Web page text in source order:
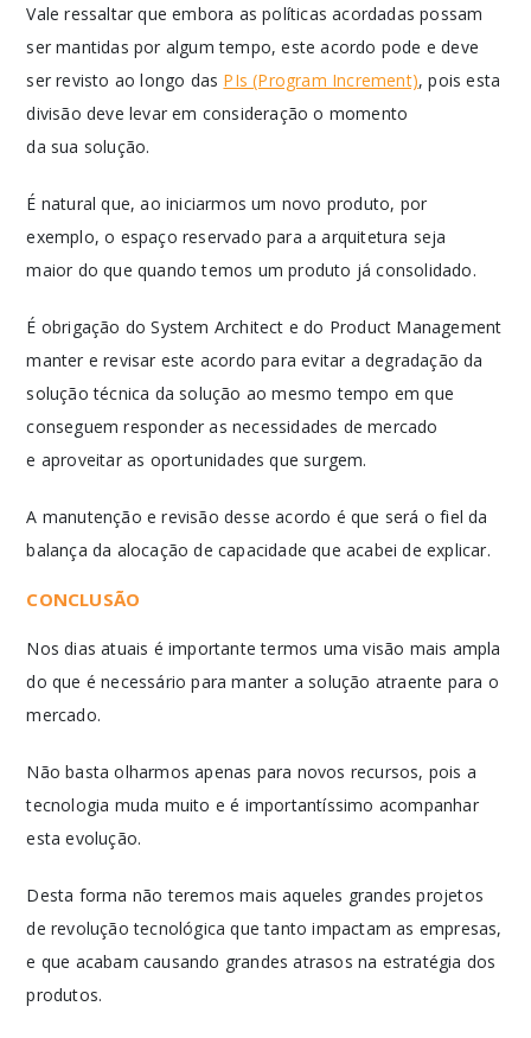
Vale ressaltar que embora as políticas acordadas possam
ser mantidas por algum tempo, este acordo pode e deve
ser revisto ao longo das PIs (Program Increment), pois esta
divisão deve levar em consideração o momento
da sua solução.
É natural que, ao iniciarmos um novo produto, por
exemplo, o espaço reservado para a arquitetura seja
maior do que quando temos um produto já consolidado.
É obrigação do System Architect e do Product Management
manter e revisar este acordo para evitar a degradação da
solução técnica da solução ao mesmo tempo em que
conseguem responder as necessidades de mercado
e aproveitar as oportunidades que surgem.
A manutenção e revisão desse acordo é que será o fiel da
balança da alocação de capacidade que acabei de explicar.
CONCLUSÃO
Nos dias atuais é importante termos uma visão mais ampla
do que é necessário para manter a solução atraente para o
mercado.
Não basta olharmos apenas para novos recursos, pois a
tecnologia muda muito e é importantíssimo acompanhar
esta evolução.
Desta forma não teremos mais aqueles grandes projetos
de revolução tecnológica que tanto impactam as empresas,
e que acabam causando grandes atrasos na estratégia dos
produtos.